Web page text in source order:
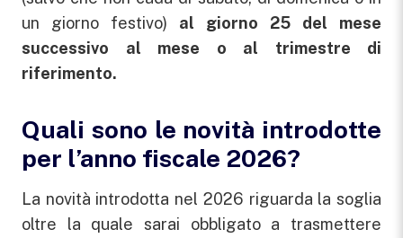
un giorno festivo)
al giorno 25 del mese
successivo al mese o al trimestre di
riferimento.
Quali sono le novità introdotte
per l’anno fiscale 2026?
La novità introdotta nel 2026 riguarda la soglia
oltre la quale sarai obbligato a trasmettere